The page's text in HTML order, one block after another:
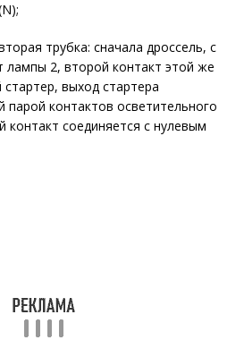
трубка: сначала дроссель, с
лампы 2, второй контакт этой же
выход стартера
парой контактов осветительного
контакт соединяется с нулевым